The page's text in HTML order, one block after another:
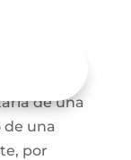
una
de una
de una
por